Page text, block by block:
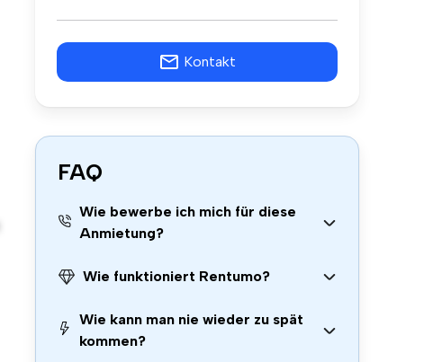
Kontakt
FAQ
Wie bewerbe ich mich für diese
Anmietung?
Wie funktioniert Rentumo?
Wie kann man nie wieder zu spät
kommen?